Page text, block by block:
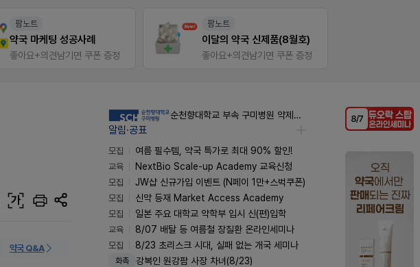
팜노트
이달의 약국 신제품(8월호)
좋아요+의견남기면 쿠폰 증정
온라인세미나
듀오락 스탑과 여름철 장질환 대응법
물갈이, 배탈, 설사 환자를 위한 실전 상담&판매 전략
가
약국 Q&A
순천향대학교 부속 구미병원 약제팀 계약직 야간약사 채용공고
알림·공표
모집
여름 필수템, 약국 특가로 최대 90% 할인!
교육
NextBio Scale-up Academy 교육신청
모집
JW샵 신규가입 이벤트 (N페이 1만+스벅쿠폰)
모집
신약 등재 Market Access Academy
모집
일본 주요 대학교 약학부 입시 신(편)입학
교육
8/07 배탈 등 여름철 장질환 온라인세미나
모집
8/23 초리스크 시대, 실패 없는 개국 세미나
화촉 강복인 원강팜 사장 차녀(8/23)